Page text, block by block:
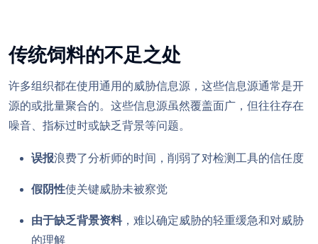
传统饲料的不足之处
许多组织都在使用通用的威胁信息源，这些信息源通常是开
源的或批量聚合的。这些信息源虽然覆盖面广，但往往存在
噪音、指标过时或缺乏背景等问题。
误报浪费了分析师的时间，削弱了对检测工具的信任度
假阴性使关键威胁未被察觉
由于缺乏背景资料，难以确定威胁的轻重缓急和对威胁
的理解